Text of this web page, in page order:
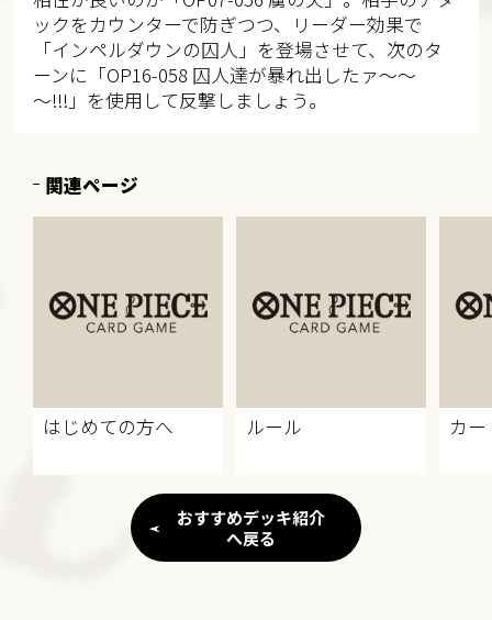
ックをカウンターで防ぎつつ、リーダー効果で
「インペルダウンの囚人」を登場させて、次のタ
ーンに「OP16-058 囚人達が暴れ出したァ～～
～!!!」を使用して反撃しましょう。
関連ページ
はじめての方へ ルール カ
おすすめデッキ紹介
へ戻る